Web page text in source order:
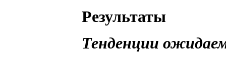
Результаты
Тенденции